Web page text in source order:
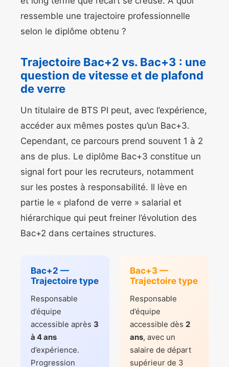
ressemble une trajectoire professionnelle
selon le diplôme obtenu ?
Trajectoire Bac+2 vs. Bac+3 : une
question de vitesse et de plafond
de verre
Un titulaire de BTS PI peut, avec l’expérience,
accéder aux mêmes postes qu’un Bac+3.
Cependant, ce parcours prend souvent 1 à 2
ans de plus. Le diplôme Bac+3 constitue un
signal fort pour les recruteurs, notamment
sur les postes à responsabilité. Il lève en
partie le « plafond de verre » salarial et
hiérarchique qui peut freiner l’évolution des
Bac+2 dans certaines structures.
Bac+2 —
Trajectoire type
Responsable
d’équipe
accessible après 3
à 4 ans
d’expérience.
Progression
Bac+3 —
Trajectoire type
Responsable
d’équipe
accessible dès 2
ans, avec un
salaire de départ
supérieur de 3